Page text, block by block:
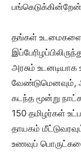
தங்கள் உடமைகளை
அரசும் உடனடியாக
வேண்டுமெனவும்,
கடந்த மூன்று
150 தமிழர்கள்
தாயகம்
உணவுப்